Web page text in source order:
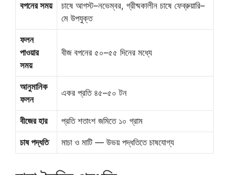
বপনের সময়
চাষে আগস্ট–নভেম্বর, গ্রীষ্মকালীন চাষে ফেব্রুয়ারি–
মে উপযুক্ত
ফলন
পাওয়ার
সময়
বীজ বপনের ৫০–৫৫ দিনের মধ্যে
আনুমানিক
ফলন
একর প্রতি ৪৫–৫০ টন
বীজের হার প্রতি শতাংশ জমিতে ১০ গ্রাম
চাষ পদ্ধতি মাচা ও মাটি — উভয় পদ্ধতিতে চাষযোগ্য